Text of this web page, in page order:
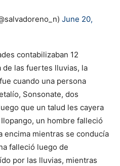
June 20,
contabilizaban 12
de las fuertes lluvias, la
cuando una persona
Sonsonate, dos
que un talud les cayera
un hombre falleció
encima mientras se conducía
falleció luego de
por las lluvias, mientras